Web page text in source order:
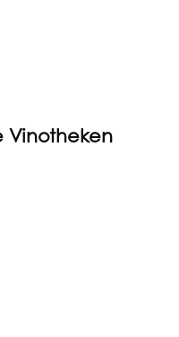
Vinotheken